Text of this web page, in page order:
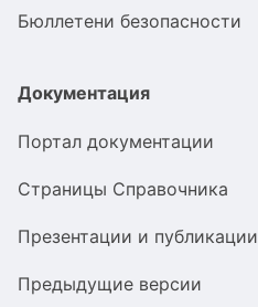
Бюллетени безопасности
Документация
Портал документации
Страницы Справочника
Презентации и публикации
Предыдущие версии